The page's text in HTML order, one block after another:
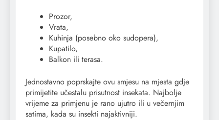
Prozor,
Vrata,
Kuhinja (posebno oko sudopera),
Kupatilo,
Balkon ili terasa.
Jednostavno poprskajte ovu smjesu na mjesta gdje
primijetite učestalu prisutnost insekata. Najbolje
vrijeme za primjenu je rano ujutro ili u večernjim
satima, kada su insekti najaktivniji.